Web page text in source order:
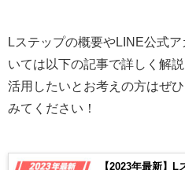
Lステップの概要やLINE公式
いては以下の記事で詳しく解
活用したいとお考えの方はぜ
みてください！
【2023年最新】